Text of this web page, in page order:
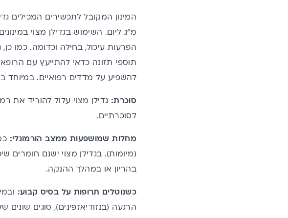
מ"ג ליום. השימוש בגדילן מצוי
הפרעות עיכול, בחילה וכדומה. כמו
תוספי תזונה כדאי להתייעץ עם
להשפיע על מדדים רפואיים. במיוחד
סוכרת: גדילן מצוי עלול להוריד
לסוכרתיים.
מחלות שמושפעות ממצב הורמונלי:
(מיומות). בגדילן מצוי ישנם חומרים
בהריון או במהלך ההנקה.
כשנוטלים תרופות על בסיס קבוע:
הרגעה (בנזודיאזפינים), סוגים שונים